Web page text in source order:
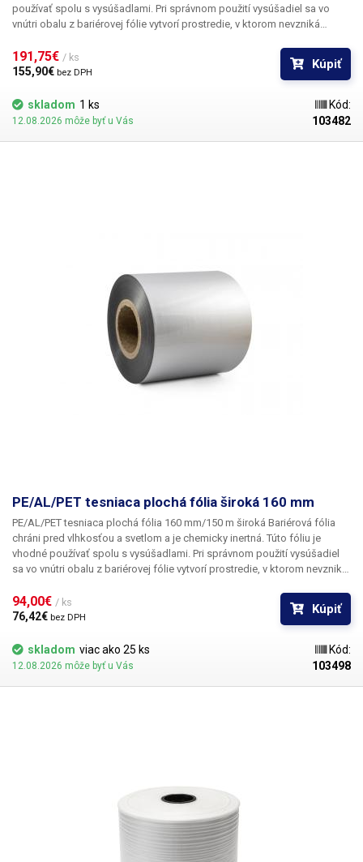
používať spolu s vysúšadlami. Pri správnom použití vysúšadiel sa vo
vnútri obalu z bariérovej fólie vytvorí prostredie, v ktorom nevzniká
suchého ovocia, čaju, kávy, ako aj na balenie elektroniky, súčiastok a
dielov, ktoré sú náchylné napríklad na koróziu alebo oxidáciu. Fólia je
náboj.Fóliu nie je možné použiť na balenie v kombinácii s našimi
automatickými baliacimi strojmi. Fólia PE/AL/PET sa dobre používa v
191,75€ / ks
155,90€ bez DPH
Kúpiť
skladom 1 ks
12.08.2026 môže byť u Vás
Kód:
103482
PE/AL/PET tesniaca plochá fólia široká 160 mm
PE/AL/PET tesniaca plochá fólia 160 mm/150 m široká
chráni pred vlhkosťou a svetlom a je chemicky inertná. Túto fóliu je
vhodné používať spolu s vysúšadlami. Pri správnom použití vysúšadiel
sa vo vnútri obalu z bariérovej fólie vytvorí prostredie, v ktorom nevzniká
suchého ovocia, čaju, kávy, ako aj na balenie elektroniky, súčiastok a
dielov, ktoré sú náchylné napríklad na koróziu alebo oxidáciu. Fólia je
náboj.Fóliu možno použiť v kombinácii s naším automatickým baliacim
strojom do 99 g a možno ju tiež zvárať pomocou štipcovej zváračky
94,00€ / ks
76,42€ bez DPH
Kúpiť
skladom viac ako 25 ks
12.08.2026 môže byť u Vás
Kód:
103498